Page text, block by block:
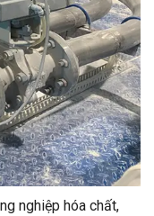
nghiệp hóa chất,